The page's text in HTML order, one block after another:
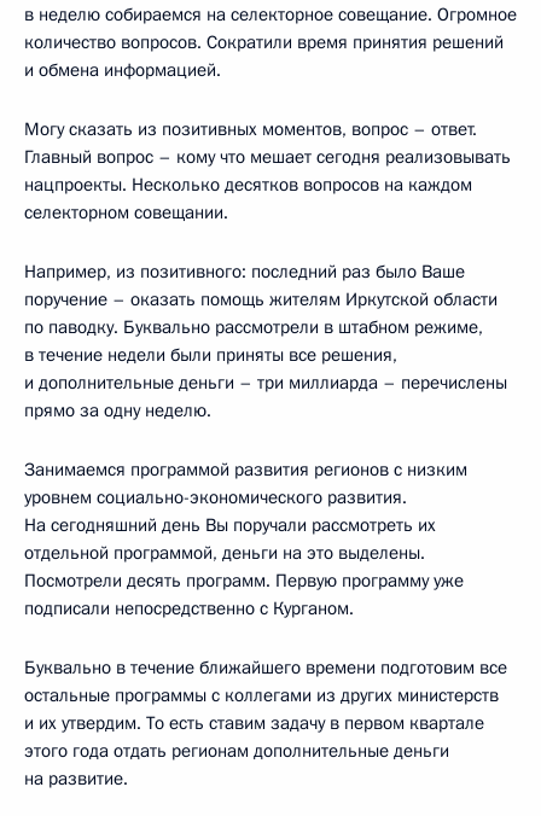
в неделю собираемся на селекторное совещание. Огромное
количество вопросов. Сократили время принятия решений
и обмена информацией.
Могу сказать из позитивных моментов, вопрос – ответ.
Главный вопрос – кому что мешает сегодня реализовывать
нацпроекты. Несколько десятков вопросов на каждом
селекторном совещании.
Например, из позитивного: последний раз было Ваше
поручение – оказать помощь жителям Иркутской области
по паводку. Буквально рассмотрели в штабном режиме,
в течение недели были приняты все решения,
и дополнительные деньги – три миллиарда – перечислены
прямо за одну неделю.
Занимаемся программой развития регионов с низким
уровнем социально-экономического развития.
На сегодняшний день Вы поручали рассмотреть их
отдельной программой, деньги на это выделены.
Посмотрели десять программ. Первую программу уже
подписали непосредственно с Курганом.
Буквально в течение ближайшего времени подготовим все
остальные программы с коллегами из других министерств
и их утвердим. То есть ставим задачу в первом квартале
этого года отдать регионам дополнительные деньги
на развитие.